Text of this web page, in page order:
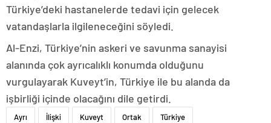
Türkiye’deki hastanelerde tedavi için gelecek
vatandaşlarla ilgileneceğini söyledi.
Al-Enzi, Türkiye’nin askeri ve savunma sanayisi
alanında çok ayrıcalıklı konumda olduğunu
vurgulayarak Kuveyt’in, Türkiye ile bu alanda da
işbirliği içinde olacağını dile getirdi.
Ayrı İlişki Kuveyt Ortak Türkiye